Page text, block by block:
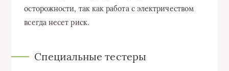
осторожности, так как работа с электричеством
всегда несет риск.
Специальные тестеры